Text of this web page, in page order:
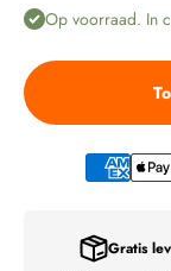
Op voorraad. In
Gratis